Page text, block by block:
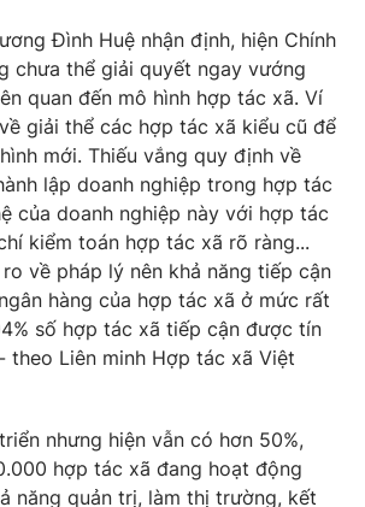
024-7300.7108
mọi hình thức nếu không có sự chấp
này.
Đình Huệ nhận định, hiện Chính
chưa thể giải quyết ngay vướng
quan đến mô hình hợp tác xã. Ví
giải thể các hợp tác xã kiểu cũ để
mới. Thiếu vắng quy định về
lập doanh nghiệp trong hợp tác
của doanh nghiệp này với hợp tác
kiểm toán hợp tác xã rõ ràng...
về pháp lý nên khả năng tiếp cận
hàng của hợp tác xã ở mức rất
số hợp tác xã tiếp cận được tín
theo Liên minh Hợp tác xã Việt
nhưng hiện vẫn có hơn 50%,
hợp tác xã đang hoạt động
năng quản trị, làm thị trường, kết